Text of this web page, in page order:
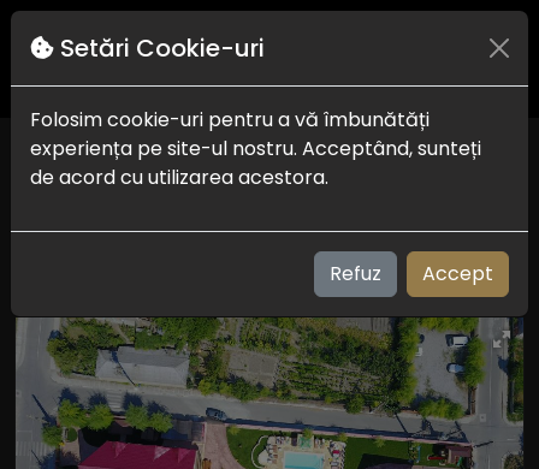
Pensiunea Bianca
Plaja: m
14:00 la 22:00 - 08:00 la 10:00
Setări Cookie-uri
Folosim cookie-uri pentru a vă îmbunătăți
experiența pe site-ul nostru. Acceptând, sunteți
de acord cu utilizarea acestora.
Refuz Accept